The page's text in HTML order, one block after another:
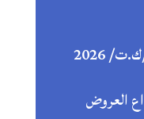
اعلان عن استشارة رقم 32 /ك.ت/ 2026
العروض